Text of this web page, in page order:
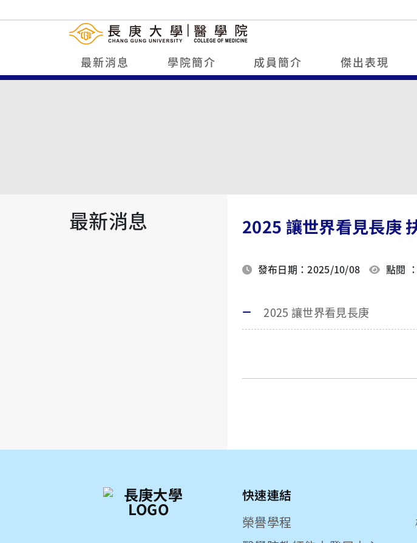
最新消息 學院簡介 成員簡介 傑出表現
最新消息 2025 讓世界看見長庚
發布日期：2025/10/08 點閱
2025 讓世界看見長庚
快速連結
榮譽學程